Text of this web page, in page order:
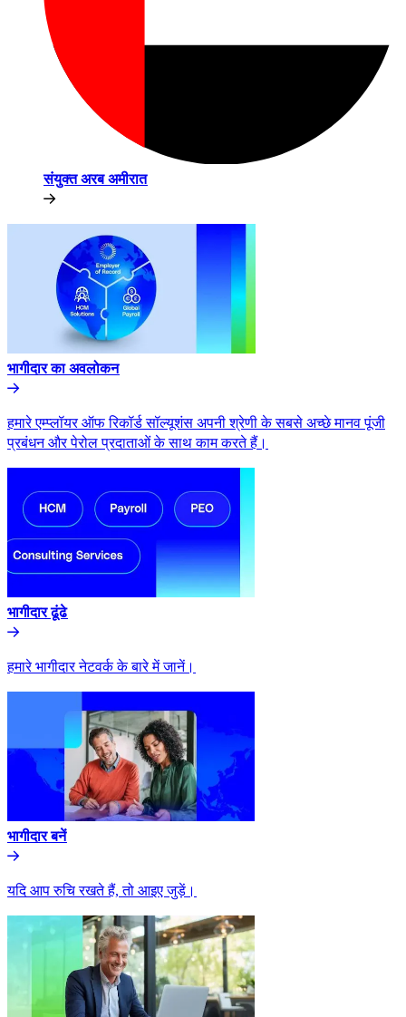
संयुक्त अरब अमीरात​​
भागीदार का अवलोकन​​
हमारे एम्प्लॉयर ऑफ रिकॉर्ड सॉल्यूशंस अपनी श्रेणी के सबसे अच्छे मानव पूंजी
प्रबंधन और पेरोल प्रदाताओं के साथ काम करते हैं।​​
भागीदार ढूंढे​​
हमारे भागीदार नेटवर्क के बारे में जानें।​​
भागीदार बनें​​
यदि आप रुचि रखते हैं, तो आइए जुड़ें।​​